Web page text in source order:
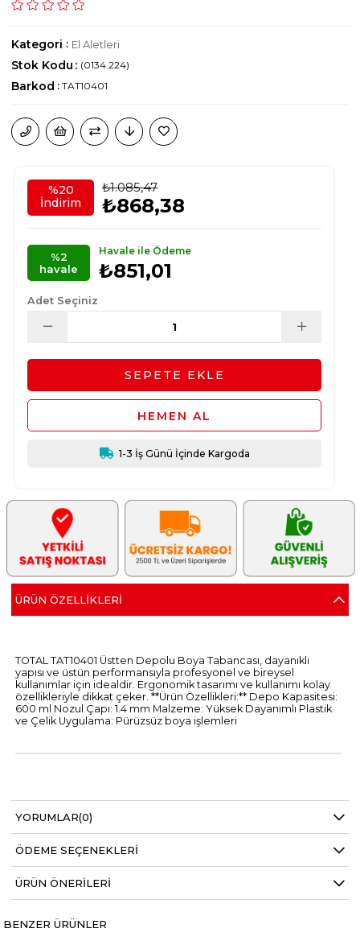
Kategori : El Aletleri
(0134.224)
Stok Kodu
Barkod : TAT10401
%20
İndirim
₺1.085,47
₺868,38
Havale ile Ödeme
₺851,01
%2
havale
Adet Seçiniz
1-3 İş Günü İçinde Kargoda
ÜRÜN ÖZELLIKLERI
TOTAL TAT10401 Üstten Depolu Boya Tabancası, dayanıklı
yapısı ve üstün performansıyla profesyonel ve bireysel
kullanımlar için idealdir. Ergonomik tasarımı ve kullanımı kolay
özellikleriyle dikkat çeker. **Ürün Özellikleri:** Depo Kapasitesi:
600 ml Nozul Çapı: 1.4 mm Malzeme: Yüksek Dayanımlı Plastik
ve Çelik Uygulama: Pürüzsüz boya işlemleri
YORUMLAR(0)
ÖDEME SEÇENEKLERI
ÜRÜN ÖNERILERI
BENZER ÜRÜNLER